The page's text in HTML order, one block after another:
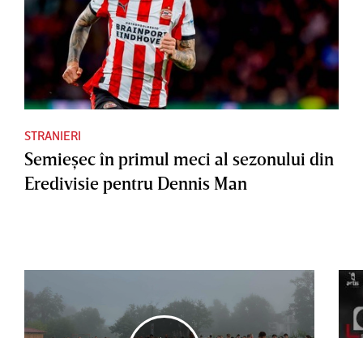
STRANIERI
Semieşec în primul meci al sezonului din
Eredivisie pentru Dennis Man